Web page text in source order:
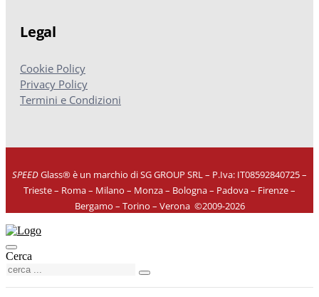
Legal
Cookie Policy
Privacy Policy
Termini e Condizioni
SPEEDGlass® è un marchio di SG GROUP SRL – P.Iva: IT08592840725–
Trieste – Roma – Milano – Monza – Bologna – Padova – Firenze –
Bergamo – Torino – Verona ©2009-2026
Cerca